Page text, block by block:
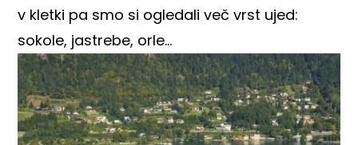
v kletki pa smo si ogledali več vrst ujed:
sokole, jastrebe, orle…